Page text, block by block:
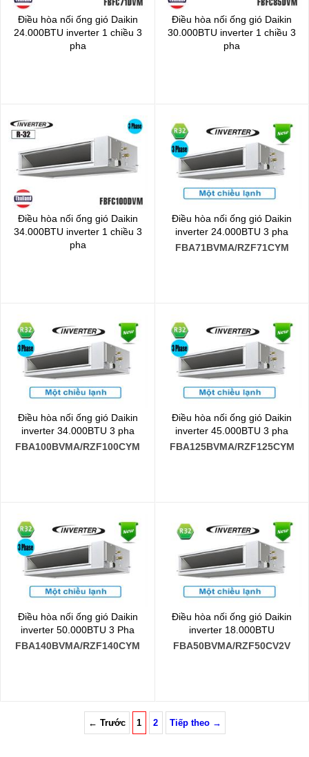
Điều hòa nối ống gió Daikin
24.000BTU inverter 1 chiều 3
pha
Điều hòa nối ống gió Daikin
30.000BTU inverter 1 chiều 3
pha
Điều hòa nối ống gió Daikin
34.000BTU inverter 1 chiều 3
pha
Điều hòa nối ống gió Daikin
inverter 24.000BTU 3 pha
FBA71BVMA/RZF71CYM
Điều hòa nối ống gió Daikin
inverter 34.000BTU 3 pha
FBA100BVMA/RZF100CYM
Điều hòa nối ống gió Daikin
inverter 45.000BTU 3 pha
FBA125BVMA/RZF125CYM
Điều hòa nối ống gió Daikin
inverter 50.000BTU 3 Pha
FBA140BVMA/RZF140CYM
Điều hòa nối ống gió Daikin
inverter 18.000BTU
FBA50BVMA/RZF50CV2V
← Trước 1 2 Tiếp theo →